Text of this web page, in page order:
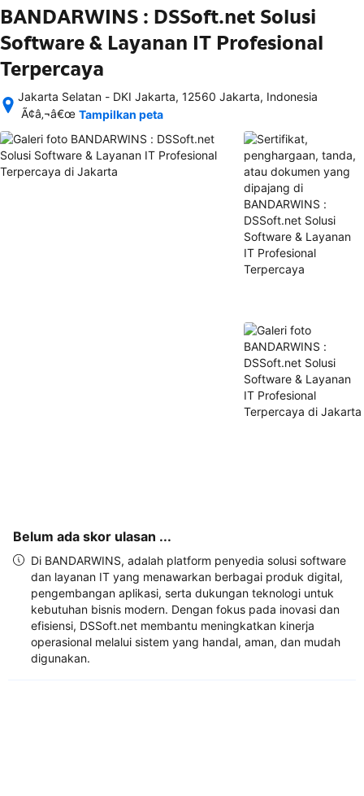
BANDARWINS : DSSoft.net Solusi
Software & Layanan IT Profesional
Terpercaya
Jakarta Selatan - DKI Jakarta, 12560 Jakarta, Indonesia
Setelah
semua
rincian
akomodasi
Ã¢â‚¬â€œ Tampilkan peta
Belum ada skor ulasan ...
Di BANDARWINS, adalah platform penyedia solusi software
dan layanan IT yang menawarkan berbagai produk digital,
pengembangan aplikasi, serta dukungan teknologi untuk
kebutuhan bisnis modern. Dengan fokus pada inovasi dan
efisiensi, DSSoft.net membantu meningkatkan kinerja
operasional melalui sistem yang handal, aman, dan mudah
digunakan.